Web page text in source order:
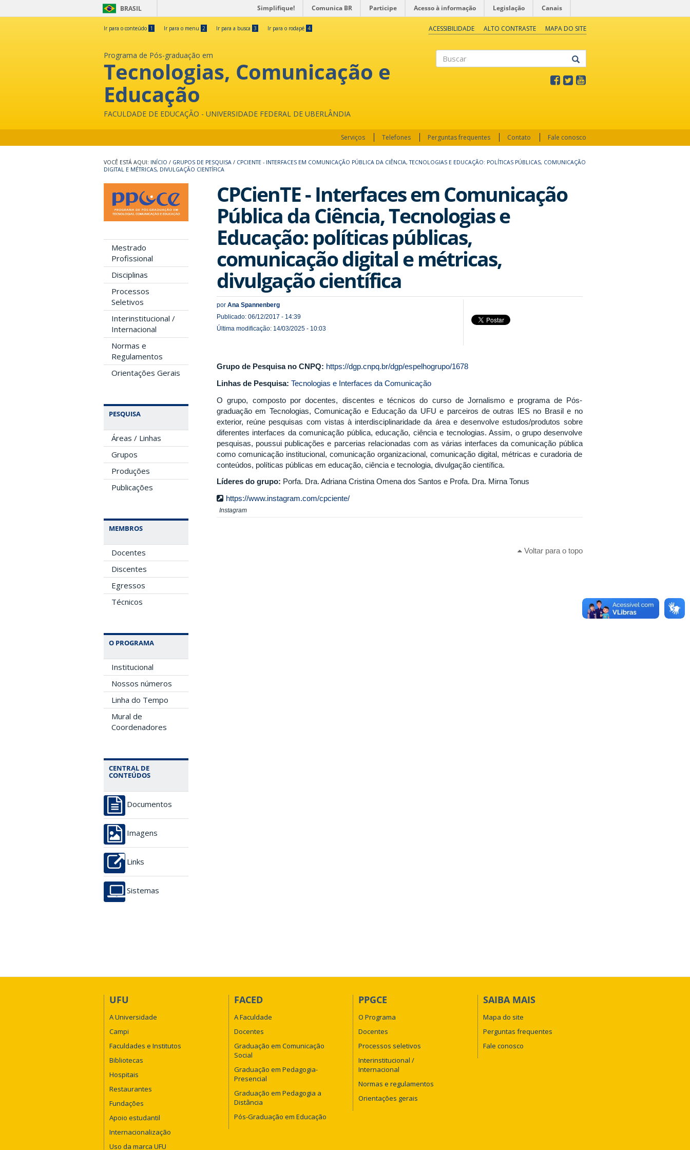
BRASIL Simplifique! Comunica BR Participe Acesso à informação Legislação Canais
Ir para o conteúdo 1 Ir para o menu 2 Ir para a busca 3 Ir para o rodapé 4 ACESSIBILIDADE ALTO CONTRASTE MAPA DO SITE
Programa de Pós-graduação em
Tecnologias, Comunicação e
Educação
FACULDADE DE EDUCAÇÃO - UNIVERSIDADE FEDERAL DE UBERLÂNDIA
Serviços Telefones Perguntas frequentes Contato Fale conosco
INÍCIO / GRUPOS DE PESQUISA / CPCIENTE - INTERFACES EM COMUNICAÇÃO PÚBLICA DA CIÊNCIA, TECNOLOGIAS E EDUCAÇÃO: POLÍTICAS PÚBLICAS, COMUNICAÇÃO
DIGITAL E MÉTRICAS, DIVULGAÇÃO CIENTÍFICA
Mestrado
Profissional
Disciplinas
Processos
Seletivos
Interinstitucional /
Internacional
Normas e
Regulamentos
Orientações Gerais
PESQUISA
Áreas / Linhas
Grupos
Produções
Publicações
MEMBROS
Docentes
Discentes
Egressos
Técnicos
O PROGRAMA
Institucional
Nossos números
Linha do Tempo
Mural de
Coordenadores
CENTRAL DE
CONTEÚDOS
Documentos
Imagens
Links
Sistemas
CPCienTE - Interfaces em Comunicação
Pública da Ciência, Tecnologias e
Educação: políticas públicas,
comunicação digital e métricas,
divulgação científica
por Ana Spannenberg
Publicado: 06/12/2017 - 14:39
Última modificação: 14/03/2025 - 10:03
Grupo de Pesquisa no CNPQ: https://dgp.cnpq.br/dgp/espelhogrupo/1678
Linhas de Pesquisa: Tecnologias e Interfaces da Comunicação
O grupo, composto por docentes, discentes e técnicos do curso de Jornalismo e programa de Pós-
graduação em Tecnologias, Comunicação e Educação da UFU e parceiros de outras IES no Brasil e no
exterior, reúne pesquisas com vistas à interdisciplinaridade da área e desenvolve estudos/produtos sobre
diferentes interfaces da comunicação pública, educação, ciência e tecnologias. Assim, o grupo desenvolve
pesquisas, poussui publicações e parcerias relacionadas com as várias interfaces da comunicação pública
como comunicação institucional, comunicação organizacional, comunicação digital, métricas e curadoria de
conteúdos, políticas públicas em educação, ciência e tecnologia, divulgação científica.
Líderes do grupo: Porfa. Dra. Adriana Cristina Omena dos Santos e Profa. Dra. Mirna Tonus
https://www.instagram.com/cpciente/
Instagram
Voltar para o topo
UFU
A Universidade
Campi
Faculdades e Institutos
Bibliotecas
Hospitais
Restaurantes
Fundações
Apoio estudantil
Internacionalização
Uso da marca UFU
FACED
A Faculdade
Docentes
Graduação em Comunicação
Social
Graduação em Pedagogia-
Presencial
Graduação em Pedagogia a
Distância
Pós-Graduação em Educação
PPGCE
O Programa
Docentes
Processos seletivos
Interinstitucional /
Internacional
Normas e regulamentos
Orientações gerais
SAIBA MAIS
Mapa do site
Perguntas frequentes
Fale conosco